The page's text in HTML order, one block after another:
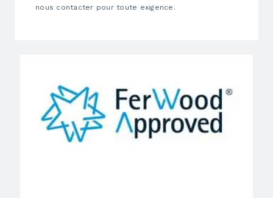
nous contacter pour toute exigence.